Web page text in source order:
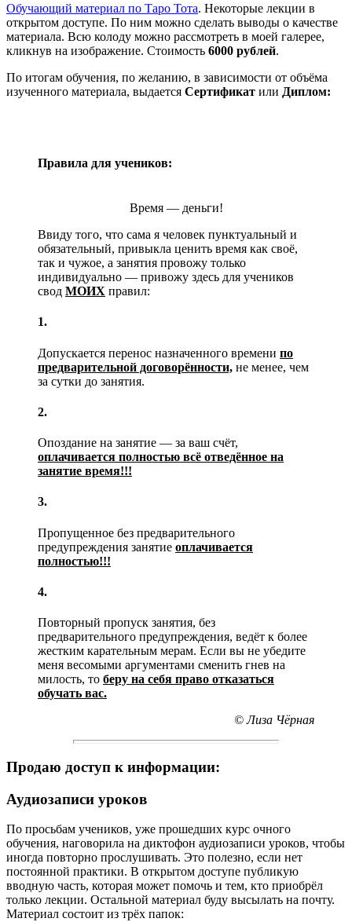
Обучающий материал по Таро Тота. Некоторые лекции в
открытом доступе. По ним можно сделать выводы о качестве
материала. Всю колоду можно рассмотреть в моей галерее,
кликнув на изображение. Стоимость 6000 рублей.
По итогам обучения, по желанию, в зависимости от объёма
изученного материала, выдается Сертификат или Диплом:
Правила для учеников:
Время — деньги!
Ввиду того, что сама я человек пунктуальный и
обязательный, привыкла ценить время как своё,
так и чужое, а занятия провожу только
индивидуально — привожу здесь для учеников
свод МОИХ правил:
1.
Допускается перенос назначенного времени по
предварительной договорённости, не менее, чем
за сутки до занятия.
2.
Опоздание на занятие — за ваш счёт,
оплачивается полностью всё отведённое на
занятие время!!!
3.
Пропущенное без предварительного
предупреждения занятие оплачивается
полностью!!!
4.
Повторный пропуск занятия, без
предварительного предупреждения, ведёт к более
жестким карательным мерам. Если вы не убедите
меня весомыми аргументами сменить гнев на
милость, то беру на себя право отказаться
обучать вас.
© Лиза Чёрная
Продаю доступ к информации:
Аудиозаписи уроков
По просьбам учеников, уже прошедших курс очного
обучения, наговорила на диктофон аудиозаписи уроков, чтобы
иногда повторно прослушивать. Это полезно, если нет
постоянной практики. В открытом доступе публикую
вводную часть, которая может помочь и тем, кто приобрёл
только лекции. Остальной материал буду высылать на почту.
Материал состоит из трёх папок: